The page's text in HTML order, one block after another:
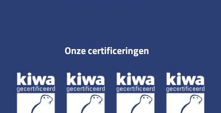
Onze certificeringen